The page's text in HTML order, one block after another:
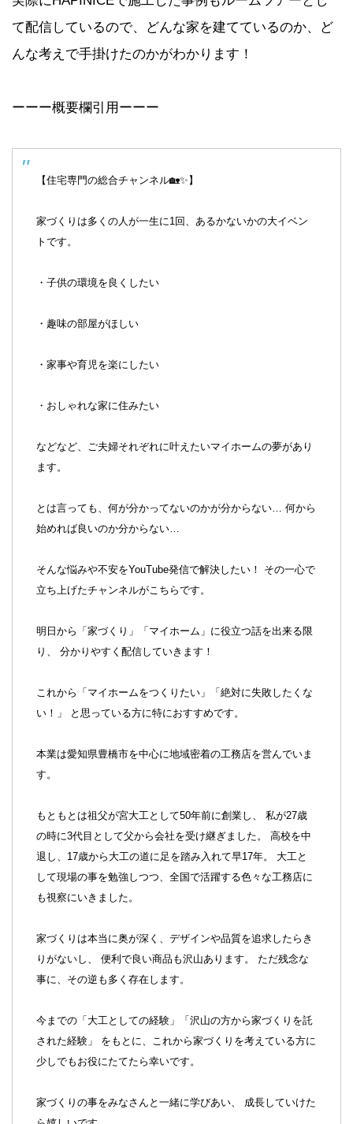
て配信しているので、どんな家を建てているのか、ど
んな考えで手掛けたのかがわかります！
ーーー概要欄引用ーーー
【住宅専門の総合チャンネル🏡✨】
家づくりは多くの人が一生に1回、あるかないかの大イベン
トです。
・子供の環境を良くしたい
・趣味の部屋がほしい
・家事や育児を楽にしたい
・おしゃれな家に住みたい
などなど、ご夫婦それぞれに叶えたいマイホームの夢があり
ます。
とは言っても、何が分かってないのかが分からない… 何から
始めれば良いのか分からない…
そんな悩みや不安をYouTube発信で解決したい！ その一心で
立ち上げたチャンネルがこちらです。
明日から「家づくり」「マイホーム」に役立つ話を出来る限
り、 分かりやすく配信していきます！
これから「マイホームをつくりたい」「絶対に失敗したくな
い！」 と思っている方に特におすすめです。
本業は愛知県豊橋市を中心に地域密着の工務店を営んでいま
す。
もともとは祖父が宮大工として50年前に創業し、 私が27歳
の時に3代目として父から会社を受け継ぎました。 高校を中
退し、17歳から大工の道に足を踏み入れて早17年。 大工と
して現場の事を勉強しつつ、全国で活躍する色々な工務店に
も視察にいきました。
家づくりは本当に奥が深く、デザインや品質を追求したらき
りがないし、 便利で良い商品も沢山あります。 ただ残念な
事に、その逆も多く存在します。
今までの「大工としての経験」「沢山の方から家づくりを託
された経験」 をもとに、これから家づくりを考えている方に
少しでもお役にたてたら幸いです。
家づくりの事をみなさんと一緒に学びあい、 成長していけた